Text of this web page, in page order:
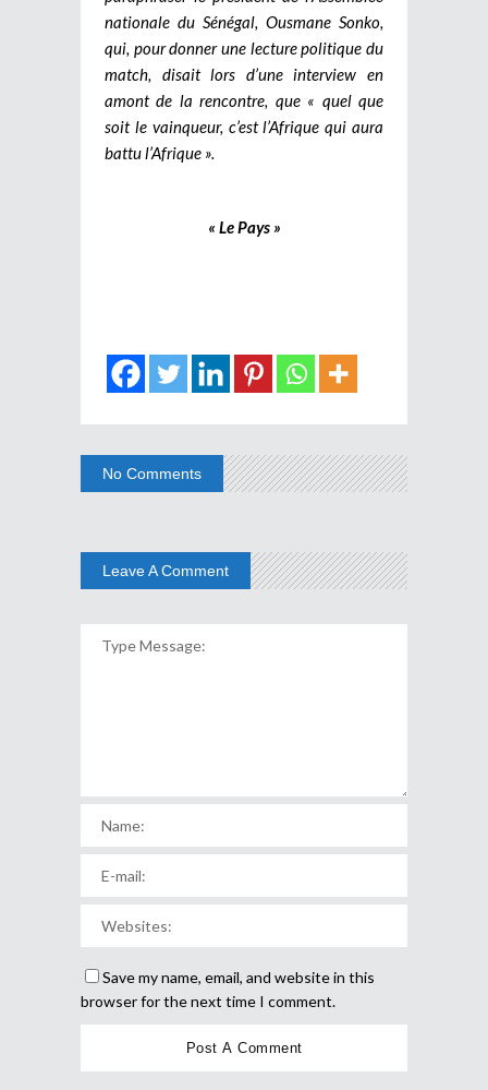
nationale du Sénégal, Ousmane Sonko,
qui, pour donner une lecture politique du
match, disait lors d’une interview en
amont de la rencontre, que « quel que
soit le vainqueur, c’est l’Afrique qui aura
battu l’Afrique ».
« Le Pays »
No Comments
Leave A Comment
Save my name, email, and website in this
browser for the next time I comment.